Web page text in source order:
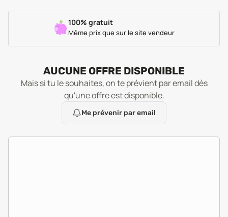
100% gratuit
Même prix que sur le site vendeur
AUCUNE OFFRE DISPONIBLE
Mais si tu le souhaites, on te prévient par email dès
qu'une offre est disponible.
Me prévenir par email